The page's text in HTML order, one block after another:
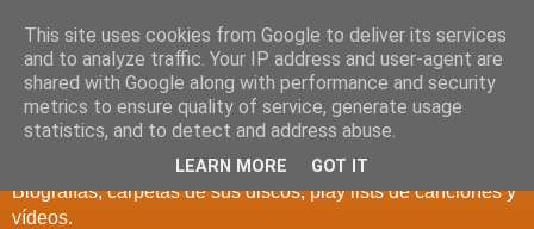
DISCOS PARA EL
RECUERDO
CANTANTES Y GRUPOS DE LOS AÑOS 1950 a 2022.
Biografías, carpetas de sus discos, play lists de canciones y
vídeos.
This site uses cookies from Google to deliver its services
and to analyze traffic. Your IP address and user-agent are
shared with Google along with performance and security
metrics to ensure quality of service, generate usage
statistics, and to detect and address abuse.
LEARN MORE GOT IT